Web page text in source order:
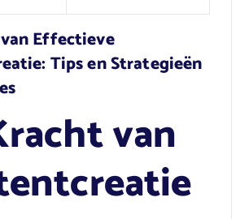
Effectieve
Tips en Strategieën
van